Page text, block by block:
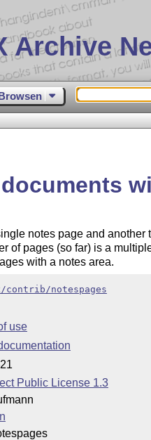
Archive
notes page and another
of pages (so far) is a
with a notes area.
contrib/notespages
use
Public License 1.3